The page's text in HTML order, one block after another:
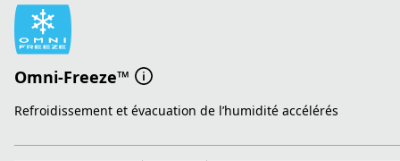
Omni-Freeze™
Refroidissement et évacuation de l’humidité accélérés